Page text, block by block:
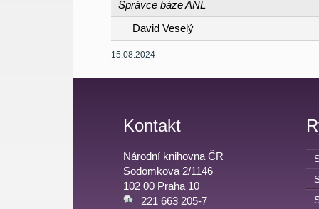
Správce báze ANL
David Veselý
15.08.2024
Kontakt
Národní knihovna ČR
Sodomkova 2/1146
102 00 Praha 10
221 663 205-7